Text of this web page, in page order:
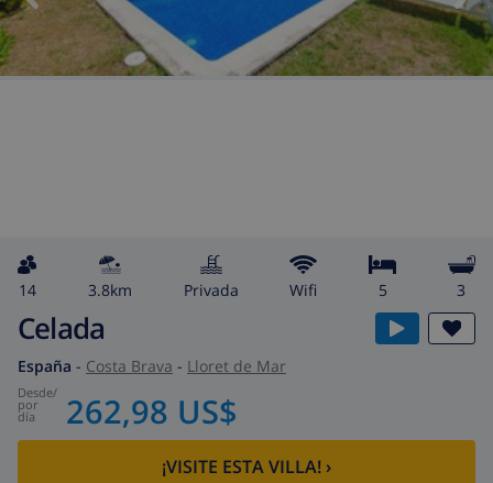
14 3.8km privada wifi 5 3
Celada
España - Costa Brava - Lloret de Mar
desde/
por
día 262,98 US$
¡VISITE ESTA VILLA! ›